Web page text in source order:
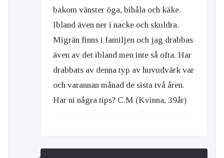
bakom vänster öga, bihåla och käke.
Ibland även ner i nacke och skuldra.
Migrän finns i familjen och jag drabbas
även av det ibland men inte så ofta. Har
drabbats av denna typ av huvudvärk var
och varannan månad de sista två åren.
Har ni några tips? C.M (Kvinna, 39år)